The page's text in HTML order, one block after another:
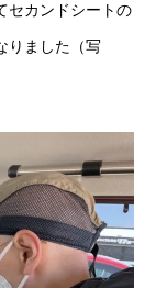
セカンドシートの
りました（写